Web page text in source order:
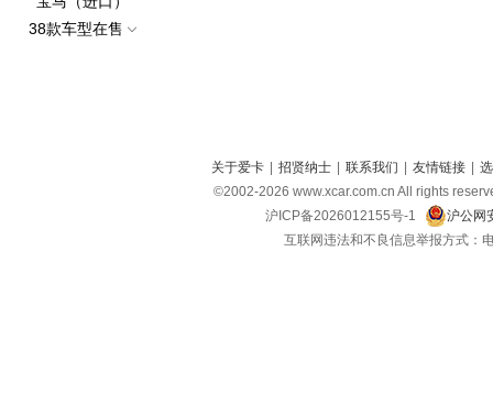
38款车型在售
关于爱卡 招贤纳士 联系我们 友情链接
©2002-2026 www.xcar.com.cn All rights
沪ICP备2026012155号-1
沪公网
互联网违法和不良信息举报方式：